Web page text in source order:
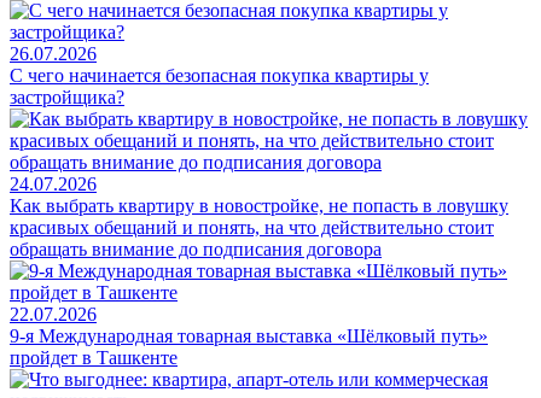
26.07.2026
С чего начинается безопасная покупка квартиры у
застройщика?
24.07.2026
Как выбрать квартиру в новостройке, не попасть в ловушку
красивых обещаний и понять, на что действительно стоит
обращать внимание до подписания договора
22.07.2026
9-я Международная товарная выставка «Шёлковый путь»
пройдет в Ташкенте